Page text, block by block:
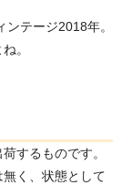
テージ2018年。
。
するものです。
く、状態として